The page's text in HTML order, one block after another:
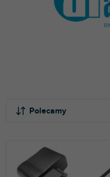
Polecamy
NAJDROŻSZE